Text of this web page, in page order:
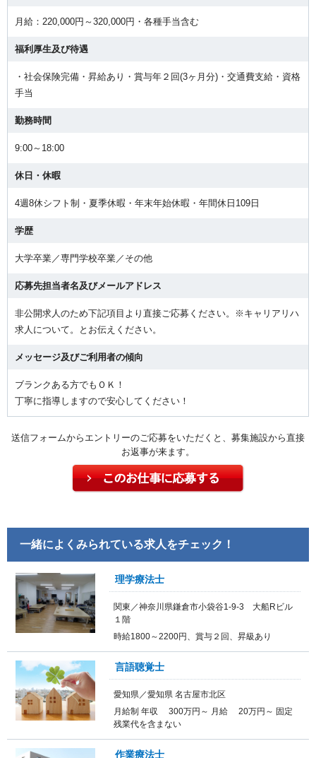
月給：220,000円～320,000円・各種手当含む
福利厚生及び待遇
・社会保険完備・昇給あり・賞与年２回(3ヶ月分)・交通費支給・資格
手当
勤務時間
9:00～18:00
休日・休暇
4週8休シフト制・夏季休暇・年末年始休暇・年間休日109日
学歴
大学卒業／専門学校卒業／その他
応募先担当者名及びメールアドレス
非公開求人のため下記項目より直接ご応募ください。※キャリアリハ
求人について。とお伝えください。
メッセージ及びご利用者の傾向
ブランクある方でもＯＫ！
丁寧に指導しますので安心してください！
送信フォームからエントリーのご応募をいただくと、募集施設から直接
お返事が来ます。
一緒によくみられている求人をチェック！
理学療法士
関東／神奈川県鎌倉市小袋谷1-9-3 大船Rビル
１階
時給1800～2200円、賞与２回、昇級あり
言語聴覚士
愛知県／愛知県 名古屋市北区
月給制 年収 300万円～ 月給 20万円～ 固定
残業代を含まない
作業療法士